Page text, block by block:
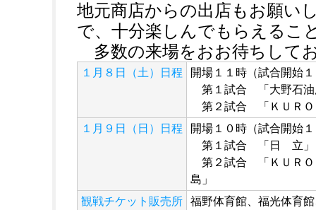
地元商店からの出店もお願い
で、十分楽しんでもらえるこ
多数の来場をおお待ちして
１月８日（土）日程
開場１１時（試合開始
第１試合 「大野石油
第２試合 「ＫＵＲ
１月９日（日）日程
開場１０時（試合開始
第１試合 「日 立」
第２試合 「ＫＵＲＯ
島」
観戦チケット販売所
福野体育館、福光体育